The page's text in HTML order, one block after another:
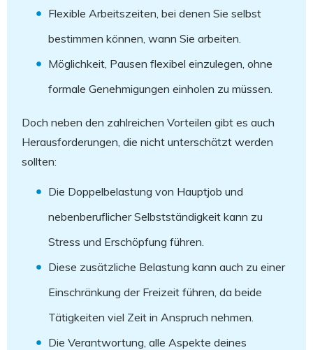
Flexible Arbeitszeiten, bei denen Sie selbst
bestimmen können, wann Sie arbeiten.
Möglichkeit, Pausen flexibel einzulegen, ohne
formale Genehmigungen einholen zu müssen.
Doch neben den zahlreichen Vorteilen gibt es auch
Herausforderungen, die nicht unterschätzt werden
sollten:
Die Doppelbelastung von Hauptjob und
nebenberuflicher Selbstständigkeit kann zu
Stress und Erschöpfung führen.
Diese zusätzliche Belastung kann auch zu einer
Einschränkung der Freizeit führen, da beide
Tätigkeiten viel Zeit in Anspruch nehmen.
Die Verantwortung, alle Aspekte deines